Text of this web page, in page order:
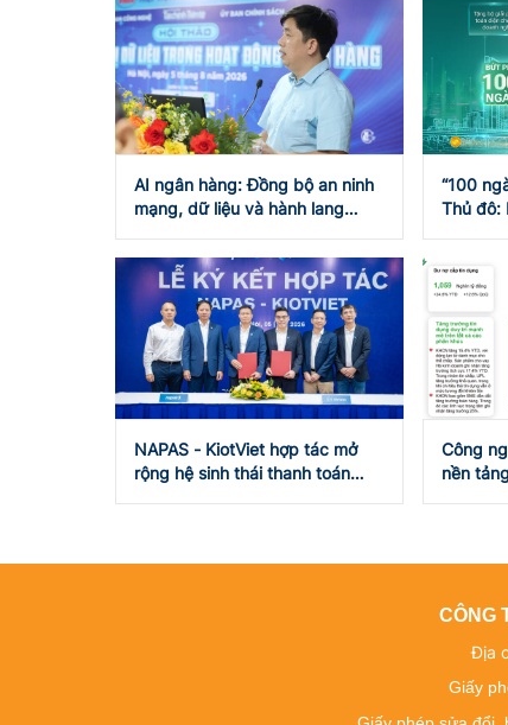
AI ngân hàng: Đồng bộ an ninh
mạng, dữ liệu và hành lang
“100
Thủ đô:
NAPAS - KiotViet hợp tác mở
rộng hệ sinh thái thanh toán
Công
nền
CÔNG
Địa
Giấy